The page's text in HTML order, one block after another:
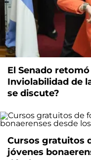
El Senado
Inviolabilidad de
se discute?
Cursos gratuitos
jóvenes